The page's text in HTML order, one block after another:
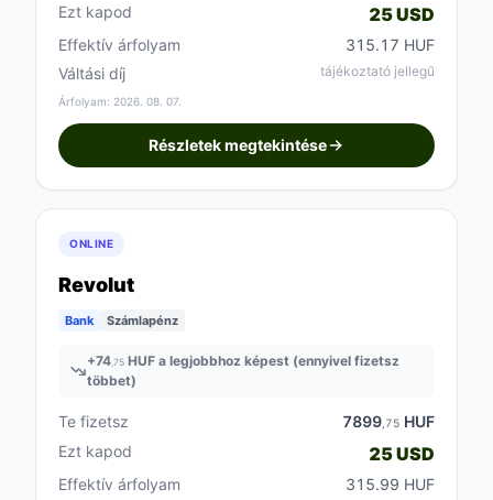
Ezt kapod
25 USD
Effektív árfolyam
315.17 HUF
Váltási díj
tájékoztató jellegű
Árfolyam: 2026. 08. 07.
Részletek megtekintése
ONLINE
Revolut
Bank Számlapénz
+74 ,75 HUF a legjobbhoz képest (ennyivel fizetsz
többet)
Te fizetsz 7899 ,75 HUF
Ezt kapod
25 USD
Effektív árfolyam
315.99 HUF